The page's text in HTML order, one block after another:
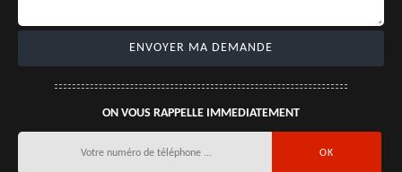
ON VOUS RAPPELLE IMMEDIATEMENT